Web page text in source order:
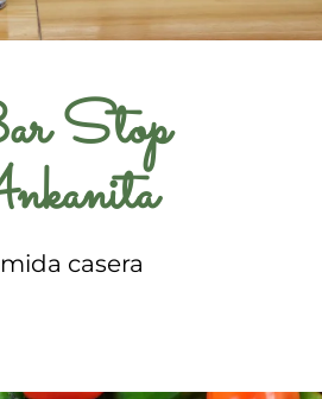
Stop
casera